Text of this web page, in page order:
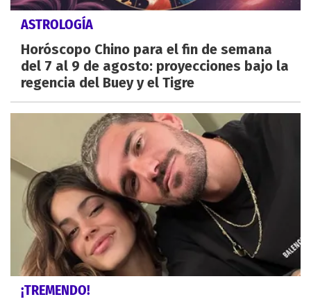
ASTROLOGÍA
Horóscopo Chino para el fin de semana
del 7 al 9 de agosto: proyecciones bajo la
regencia del Buey y el Tigre
¡TREMENDO!